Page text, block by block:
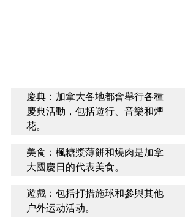
慶典：加拿大各地都會舉行各種
慶典活動，包括遊行、音樂和煙
花。
美食：楓糖漿薄餅和燒肉是加拿
大國慶日的代表美食。
遊戲：包括打措施球和參與其他
户外运动活动。